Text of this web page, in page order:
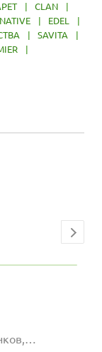
| CLAN
|
| EDEL
|
| SAVITA
|
|